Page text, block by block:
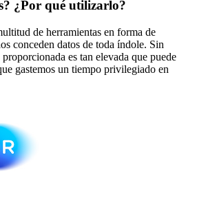
¿Por qué utilizarlo?
de herramientas en forma de
conceden datos de toda índole. Sin
es tan elevada que puede
gastemos un tiempo privilegiado en